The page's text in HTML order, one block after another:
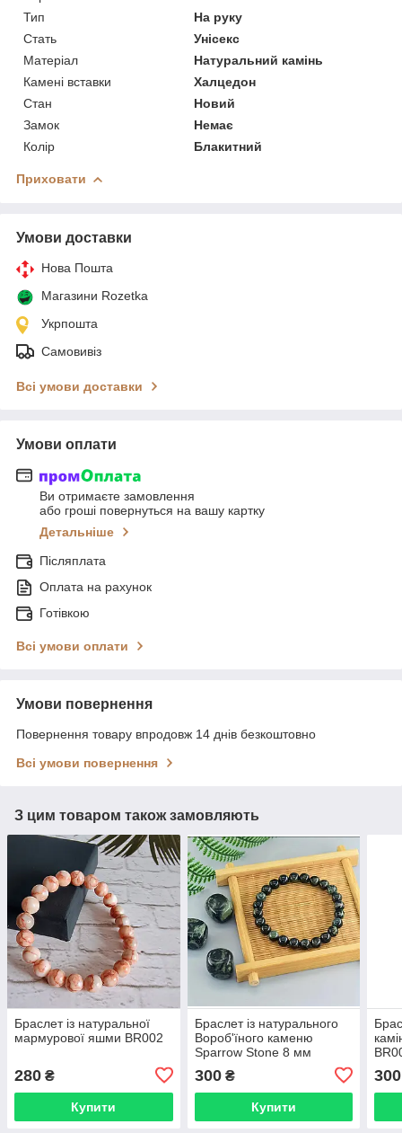
Тип
На руку
Стать
Унісекс
Матеріал
Натуральний камінь
Камені вставки
Халцедон
Стан
Новий
Замок
Немає
Колір
Блакитний
Приховати
Умови доставки
Нова Пошта
Магазини Rozetka
Укрпошта
Самовивіз
Всі умови доставки
Умови оплати
Ви отримаєте замовлення
або гроші повернуться на вашу картку
Детальніше
Післяплата
Оплата на рахунок
Готівкою
Всі умови оплати
Умови повернення
Повернення товару впродовж 14 днів безкоштовно
Всі умови повернення
З цим товаром також замовляють
Браслет із натуральної
мармурової яшми BR002
280 ₴
Купити
Браслет із натурального
Вороб'їного каменю
Sparrow Stone 8 мм
300₴
Купити
300